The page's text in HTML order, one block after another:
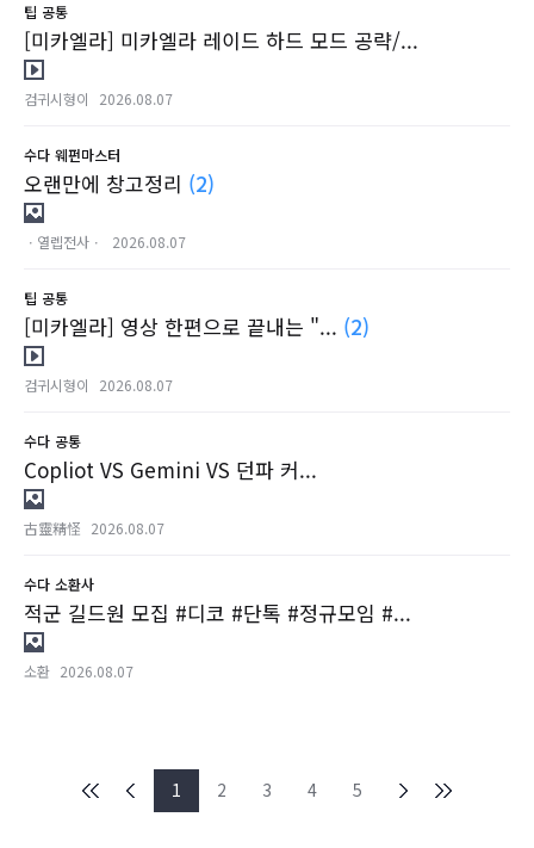
팁 공통
[미카엘라] 미카엘라 레이드 하드 모드 공략/...
검귀시형이 2026.08.07
수다 웨펀마스터
오랜만에 창고정리 (2)
ㆍ열렙전사ㆍ 2026.08.07
팁 공통
[미카엘라] 영상 한편으로 끝내는 "... (2)
검귀시형이 2026.08.07
수다 공통
Copliot VS Gemini VS 던파 커...
古靈精怪 2026.08.07
수다 소환사
적군 길드원 모집 #디코 #단톡 #정규모임 #...
소환 2026.08.07
1 2 3 4 5